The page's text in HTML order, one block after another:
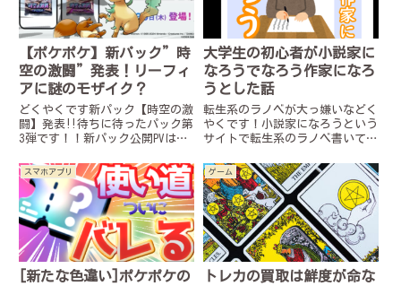
【ポケポケ】新パック”時
空の激闘”発表！リーフィ
アに謎のモザイク？
どくやくです新パック【時空の激
闘】発表‼︎待ちに待ったパック第
3弾です！！新パック公開PVはこ
ち遠しい…主役はディアルガ・パ
ルキアということでダイヤモンド
パールが舞台のようですダメージ
＋50のシロナやまさかのe...
大学生の初心者が小説家に
なろうでなろう作家になろ
うとした話
転生系のラノベが大っ嫌いなどく
やくです！小説家になろうという
サイトで転生系のラノベ書いてみ
由とかなんとなくわかったので学
んだことを駄弁っていきます！よ
かったら読んでいってください！
2つの意味で！初心者が書いて
み...
スマホアプリ
[新たな色違い]ポケポケの
ゲーム
トレカの買取は鮮度が命な